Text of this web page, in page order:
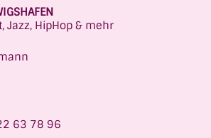
Jazz, HipHop & mehr
63 78 96